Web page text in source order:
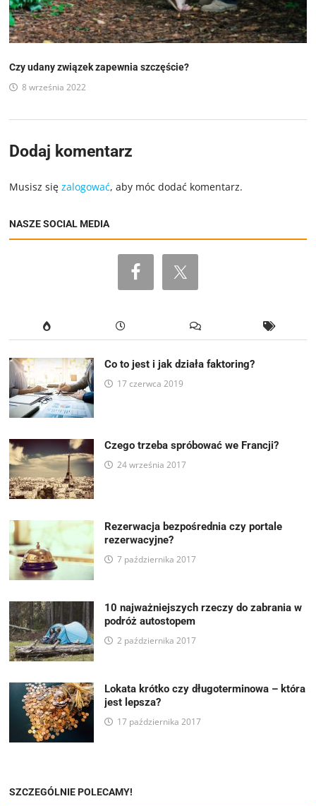
Czy udany związek zapewnia szczęście?
8 września 2022
Dodaj komentarz
Musisz sięzalogować, aby móc dodać komentarz.
NASZE SOCIAL MEDIA
Co to jest i jak działa faktoring?
17 czerwca 2019
Czego trzeba spróbować we Francji?
24 września 2017
Rezerwacja bezpośrednia czy portale
rezerwacyjne?
7 października 2017
10 najważniejszych rzeczy do zabrania w
podróż autostopem
2 października 2017
Lokata krótko czy długoterminowa – która
jest lepsza?
17 października 2017
SZCZEGÓLNIE POLECAMY!